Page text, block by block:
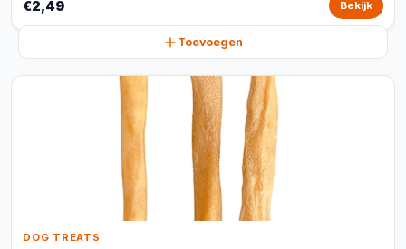
€2,49 Bekijk
Toevoegen
DOG TREATS